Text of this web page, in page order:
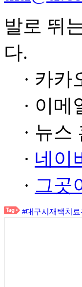
발로 뛰
다.
· 카
· 이메
· 뉴스
· 네이
· 그곳
#대구시재택치료